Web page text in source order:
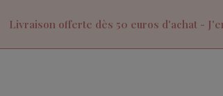
Livraison offerte dès 50 euros d'achat -